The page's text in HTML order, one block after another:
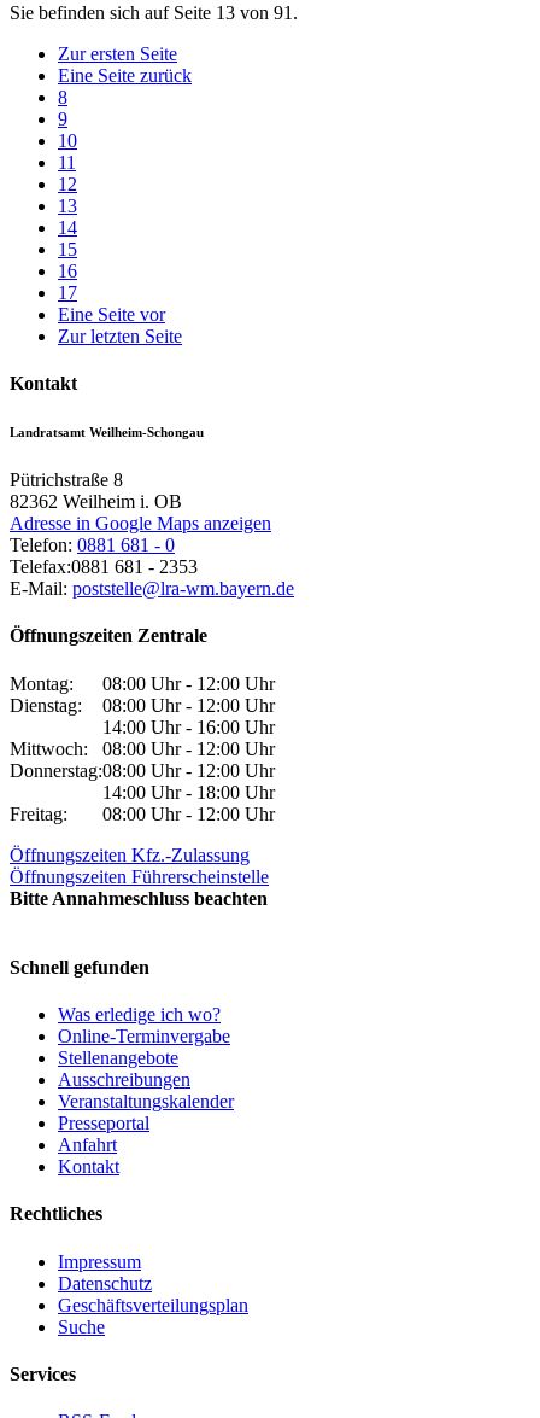
Sie befinden sich auf Seite 13 von 91.
Zur ersten Seite
Eine Seite zurück
8
9
10
11
12
13
14
15
16
17
Eine Seite vor
Zur letzten Seite
Kontakt
Landratsamt Weilheim-Schongau
Pütrichstraße 8
82362 Weilheim i. OB
Adresse in Google Maps anzeigen
Telefon: 0881 681 - 0
Telefax:0881 681 - 2353
E-Mail: poststelle@lra-wm.bayern.de
Öffnungszeiten Zentrale
Montag:
08:00 Uhr - 12:00 Uhr
Dienstag:
08:00 Uhr - 12:00 Uhr
14:00 Uhr - 16:00 Uhr
Mittwoch:
08:00 Uhr - 12:00 Uhr
Donnerstag:08:00 Uhr - 12:00 Uhr
14:00 Uhr - 18:00 Uhr
Freitag:
08:00 Uhr - 12:00 Uhr
Öffnungszeiten Kfz.-Zulassung
Öffnungszeiten Führerscheinstelle
Bitte Annahmeschluss beachten
Schnell gefunden
Was erledige ich wo?
Online-Terminvergabe
Stellenangebote
Ausschreibungen
Veranstaltungskalender
Presseportal
Anfahrt
Kontakt
Rechtliches
Impressum
Datenschutz
Geschäftsverteilungsplan
Suche
Services